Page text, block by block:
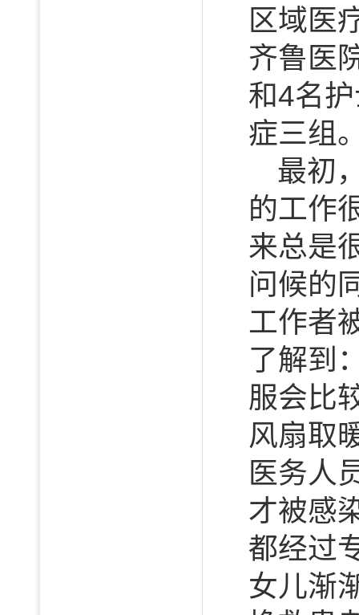
区域医
齐鲁医
和4名
症三组
最初
的工作
来总是
问候的
工作者
了解到
服会比
风扇取
医务人
才被感
都经过
女儿渐